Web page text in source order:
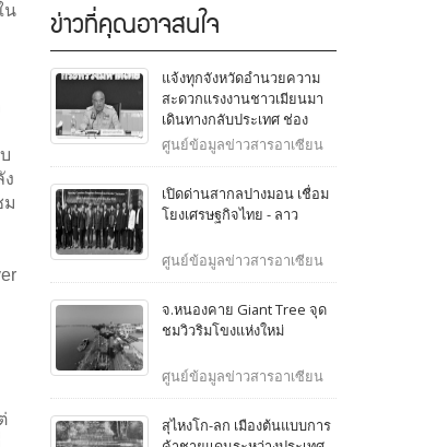
น
ม
ข่าวที่คุณอาจสนใจ
แจ้งทุกจังหวัดอำนวยความ
สะดวกแรงงานชาวเมียนมา
เดินทางกลับประเทศ ช่อง
ทางในพื้นที่จังหวัดชายแดน
ศูนย์ข้อมูลข่าวสารอาเซียน
เปิดด่านสากลปางมอน เชื่อม
โยงเศรษฐกิจไทย - ลาว
ศูนย์ข้อมูลข่าวสารอาเซียน
จ.หนองคาย Giant Tree จุด
ชมวิวริมโขงแห่งใหม่
ศูนย์ข้อมูลข่าวสารอาเซียน
สุไหงโก-ลก เมืองต้นแบบการ